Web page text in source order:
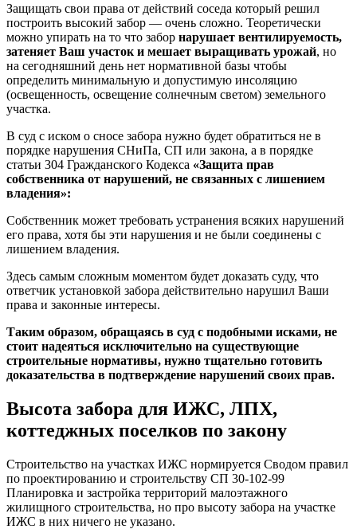
Защищать свои права от действий соседа который решил
построить высокий забор — очень сложно. Теоретически
можно упирать на то что забор нарушает вентилируемость,
затеняет Ваш участок и мешает выращивать урожай, но
на сегодняшний день нет нормативной базы чтобы
определить минимальную и допустимую инсоляцию
(освещенность, освещение солнечным светом) земельного
участка.
В суд с иском о сносе забора нужно будет обратиться не в
порядке нарушения СНиПа, СП или закона, а в порядке
статьи 304 Гражданского Кодекса «Защита прав
собственника от нарушений, не связанных с лишением
владения»:
Собственник может требовать устранения всяких нарушений
его права, хотя бы эти нарушения и не были соединены с
лишением владения.
Здесь самым сложным моментом будет доказать суду, что
ответчик установкой забора действительно нарушил Ваши
права и законные интересы.
Таким образом, обращаясь в суд с подобными исками, не
стоит надеяться исключительно на существующие
строительные нормативы, нужно тщательно готовить
доказательства в подтверждение нарушений своих прав.
Высота забора для ИЖС, ЛПХ,
коттеджных поселков по закону
Строительство на участках ИЖС нормируется Сводом правил
по проектированию и строительству СП 30-102-99
Планировка и застройка территорий малоэтажного
жилищного строительства, но про высоту забора на участке
ИЖС в них ничего не указано.